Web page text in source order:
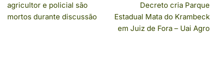
agricultor e policial são
mortos durante discussão
Decreto cria Parque
Estadual Mata do Krambeck
em Juiz de Fora – Uai Agro